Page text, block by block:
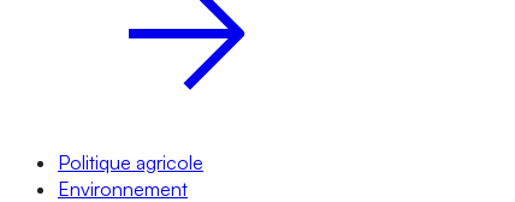
Politique agricole
Environnement